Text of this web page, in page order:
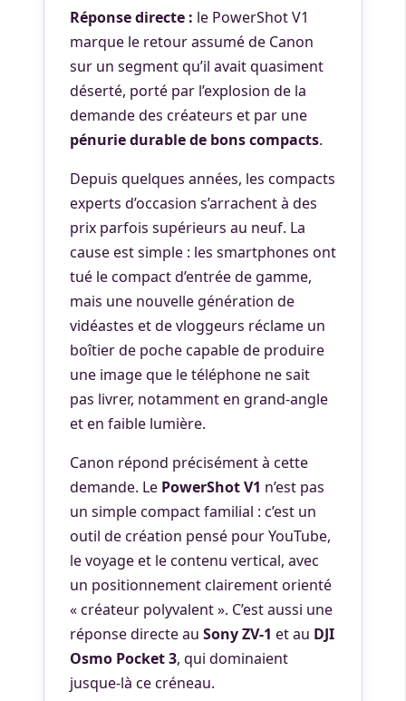
Réponse directe : le PowerShot V1
marque le retour assumé de Canon
sur un segment qu’il avait quasiment
déserté, porté par l’explosion de la
demande des créateurs et par une
pénurie durable de bons compacts.
Depuis quelques années, les compacts
experts d’occasion s’arrachent à des
prix parfois supérieurs au neuf. La
cause est simple : les smartphones ont
tué le compact d’entrée de gamme,
mais une nouvelle génération de
vidéastes et de vloggeurs réclame un
boîtier de poche capable de produire
une image que le téléphone ne sait
pas livrer, notamment en grand-angle
et en faible lumière.
Canon répond précisément à cette
demande. Le PowerShot V1 n’est pas
un simple compact familial : c’est un
outil de création pensé pour YouTube,
le voyage et le contenu vertical, avec
un positionnement clairement orienté
« créateur polyvalent ». C’est aussi une
réponse directe au Sony ZV-1 et au DJI
Osmo Pocket 3, qui dominaient
jusque-là ce créneau.